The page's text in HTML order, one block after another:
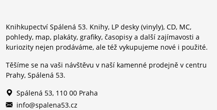
Knihkupectví Spálená 53. Knihy, LP desky (vinyly), CD, MC,
pohledy, map, plakáty, grafiky, časopisy a další zajímavosti a
kuriozity nejen prodáváme, ale též vykupujeme nové i použité.
Těšíme se na vaši návštěvu v naší kamenné prodejně v centru
Prahy, Spálená 53.
Spálená 53, 110 00 Praha
info@spalena53.cz